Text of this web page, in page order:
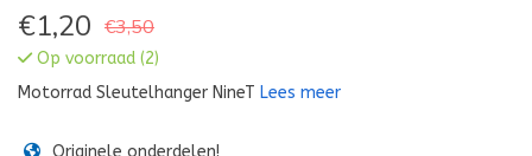
€1,20 €3,50
Op voorraad (2)
Motorrad Sleutelhanger NineT Lees meer
Originele onderdelen!